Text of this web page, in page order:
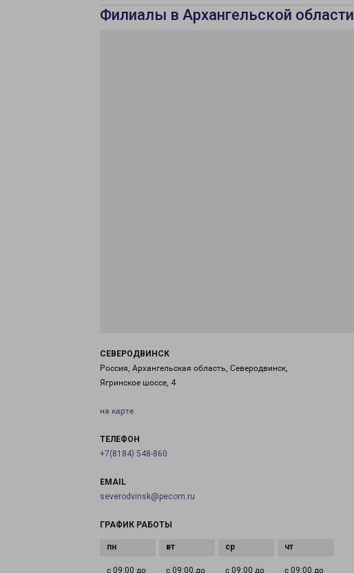
Филиалы в Архангельской области
СЕВЕРОДВИНСК
Россия, Архангельская область, Северодвинск,
Ягринское шоссе, 4
на карте
ТЕЛЕФОН
+7(8184) 548-860
EMAIL
severodvinsk@pecom.ru
ГРАФИК РАБОТЫ
с 09:00 до с 09:00 до с 09:00 до с 09:00 до